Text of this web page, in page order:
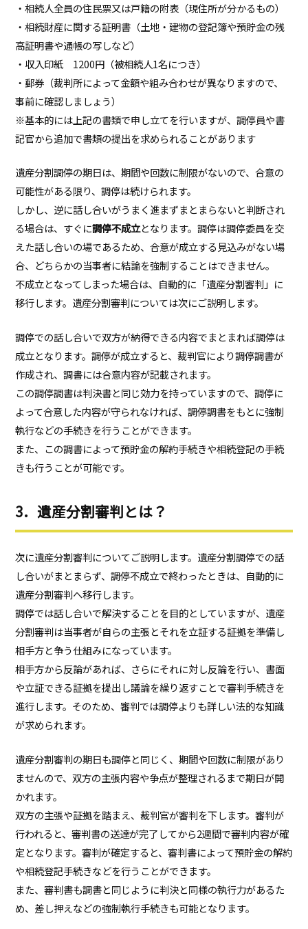
・相続人全員の住民票又は戸籍の附表（現住所が分かるもの）
・相続財産に関する証明書（土地・建物の登記簿や預貯金の残
高証明書や通帳の写しなど）
・収入印紙 1200円（被相続人1名につき）
・郵券（裁判所によって金額や組み合わせが異なりますので、
事前に確認しましょう）
※基本的には上記の書類で申し立てを行いますが、調停員や書
記官から追加で書類の提出を求められることがあります
遺産分割調停の期日は、期間や回数に制限がないので、合意の
可能性がある限り、調停は続けられます。
しかし、逆に話し合いがうまく進まずまとまらないと判断され
る場合は、すぐに調停不成立となります。調停は調停委員を交
えた話し合いの場であるため、合意が成立する見込みがない場
合、どちらかの当事者に結論を強制することはできません。
不成立となってしまった場合は、自動的に「遺産分割審判」に
移行します。遺産分割審判については次にご説明します。
調停での話し合いで双方が納得できる内容でまとまれば調停は
成立となります。調停が成立すると、裁判官により調停調書が
作成され、調書には合意内容が記載されます。
この調停調書は判決書と同じ効力を持っていますので、調停に
よって合意した内容が守られなければ、調停調書をもとに強制
執行などの手続きを行うことができます。
また、この調書によって預貯金の解約手続きや相続登記の手続
きも行うことが可能です。
3．遺産分割審判とは？
次に遺産分割審判についてご説明します。遺産分割調停での話
し合いがまとまらず、調停不成立で終わったときは、自動的に
遺産分割審判へ移行します。
調停では話し合いで解決することを目的としていますが、遺産
分割審判は当事者が自らの主張とそれを立証する証拠を準備し
相手方と争う仕組みになっています。
相手方から反論があれば、さらにそれに対し反論を行い、書面
や立証できる証拠を提出し議論を繰り返すことで審判手続きを
進行します。そのため、審判では調停よりも詳しい法的な知識
が求められます。
遺産分割審判の期日も調停と同じく、期間や回数に制限があり
ませんので、双方の主張内容や争点が整理されるまで期日が開
かれます。
双方の主張や証拠を踏まえ、裁判官が審判を下します。審判が
行われると、審判書の送達が完了してから2週間で審判内容が確
定となります。審判が確定すると、審判書によって預貯金の解約
や相続登記手続きなどを行うことができます。
また、審判書も調書と同じように判決と同様の執行力があるた
め、差し押えなどの強制執行手続きも可能となります。